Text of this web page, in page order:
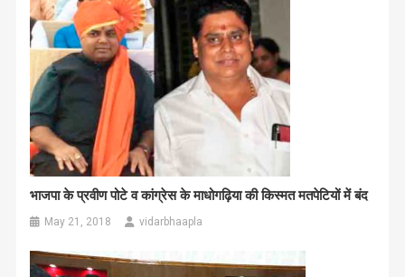
भाजपा के प्रवीण पोटे व कांग्रेस के माधोगढ़िया की किस्मत मतपेटियों में बंद
May 21, 2018 vidarbhaapla